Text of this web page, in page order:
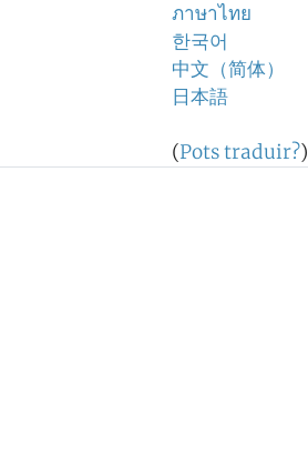
ภาษาไทย
한국어
中文（简体）
日本語
(Pots traduir?)